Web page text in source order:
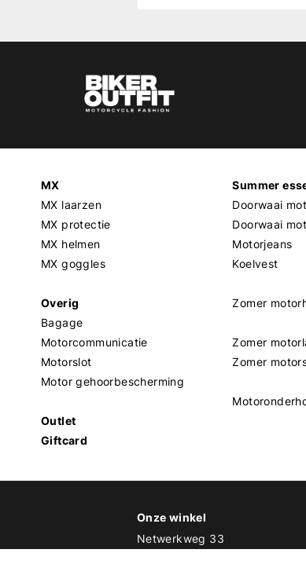
MX
MX laarzen
MX protectie
MX helmen
MX goggles
Overig
Bagage
Motorcommunicatie
Motorslot
Motor gehoorbescherming
Outlet
Giftcard
Summer
Doorwaai
Doorwaai
Motorjeans
Koelvest
Zomer
Zomer
Zomer
Onze winkel
Netwerkweg 33